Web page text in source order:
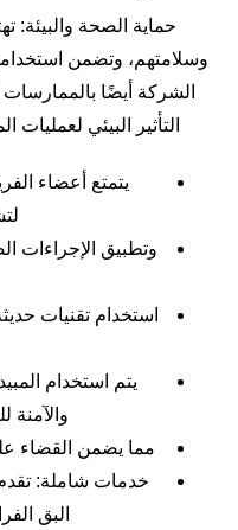
حماية الصحة والبيئة:
وسلامتهم، وتضمن
الشركة أيضًا بالممارسات
التأثير البيئي
يتمتع أعضاء
وتطبيق الإجراءات
استخدام تقنيات
يتم استخدام
والآمنة
مما يضمن القضاء
خدمات شاملة:
البق